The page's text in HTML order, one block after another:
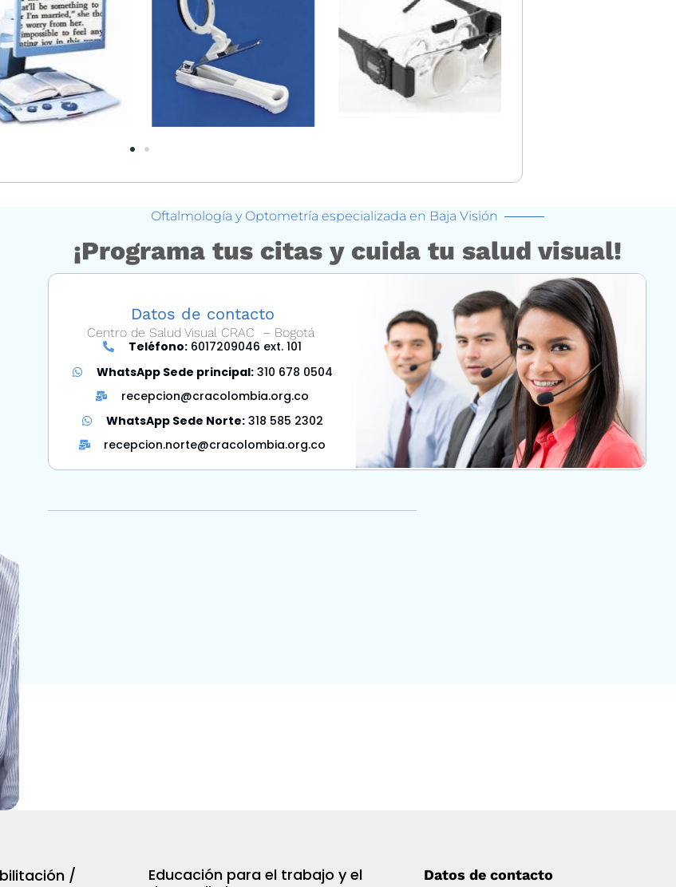
Oftalmología y Optometría especializada en Baja Visión
¡Programa tus citas y cuida tu salud visual!
Datos de contacto
Centro de Salud Visual CRAC – Bogotá
Teléfono:6017209046 ext. 101
WhatsApp Sede principal: 310 678 0504
recepcion@cracolombia.org.co
WhatsApp Sede Norte: 318 585 2302
recepcion.norte@cracolombia.org.co
/
Educación para el trabajo y el
Datos de contacto